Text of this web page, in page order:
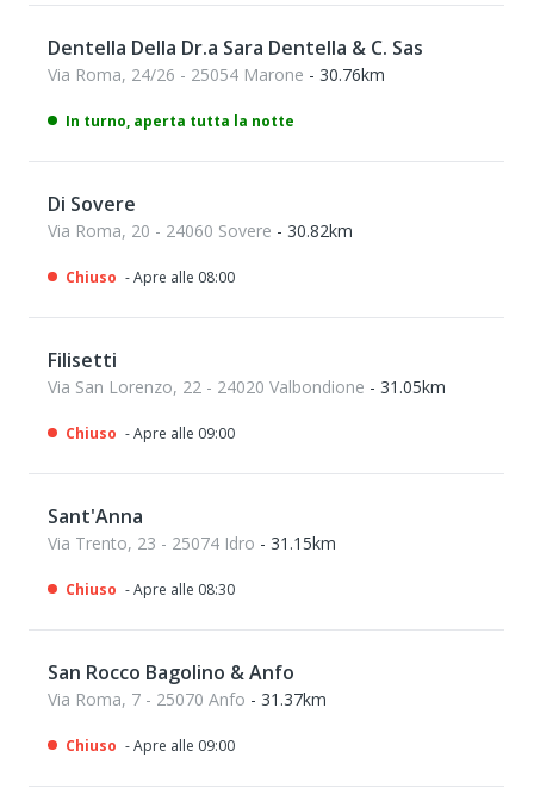
Dentella Della Dr.a Sara Dentella & C. Sas
Via Roma, 24/26 - 25054 Marone - 30.76km
In turno, aperta tutta la notte
Di Sovere
Via Roma, 20 - 24060 Sovere - 30.82km
Chiuso - Apre alle 08:00
Filisetti
Via San Lorenzo, 22 - 24020 Valbondione - 31.05km
Chiuso - Apre alle 09:00
Sant'Anna
Via Trento, 23 - 25074 Idro - 31.15km
Chiuso - Apre alle 08:30
San Rocco Bagolino & Anfo
Via Roma, 7 - 25070 Anfo - 31.37km
Chiuso - Apre alle 09:00